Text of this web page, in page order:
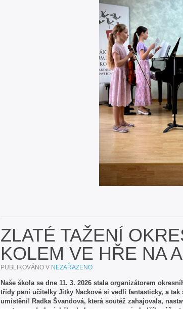
ZLATÉ TAŽENÍ
KOLEM VE HŘE NA
PUBLIKOVÁNO V NEZAŘAZENO
Naše škola se dne 11. 3. 2026 stala organizátorem
třídy paní učitelky Jitky Nackové si vedli fantasticky, a
umístění! Radka Švandová, která soutěž zahajovala,